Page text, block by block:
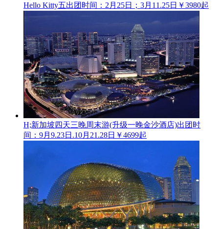
Hello Kitty五出团时间：2月25日；3月11.25日 ￥3980起
H;新加坡四天三晚周末游(升级一晚金沙酒店)出团时
间：9月9.23日.10月21.28日 ￥4699起